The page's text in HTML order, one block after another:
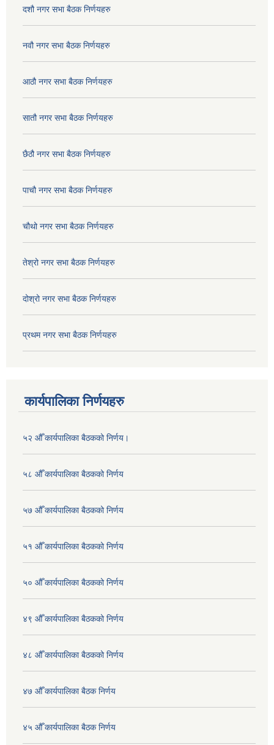
दशौ नगर सभा बैठक निर्णयहरु
नवौ नगर सभा बैठक निर्णयहरु
आठौ नगर सभा बैठक निर्णयहरु
सातौ नगर सभा बैठक निर्णयहरु
छैठौ नगर सभा बैठक निर्णयहरु
पाचौ नगर सभा बैठक निर्णयहरु
चौथो नगर सभा बैठक निर्णयहरु
तेश्रो नगर सभा बैठक निर्णयहरु
दोश्रो नगर सभा बैठक निर्णयहरु
प्रथम नगर सभा बैठक निर्णयहरु
कार्यपालिका निर्णयहरु
५२ औँ कार्यपालिका बैठकको निर्णय।
५८ औँ कार्यपालिका बैठकको निर्णय
५७ औँ कार्यपालिका बैठकको निर्णय
५१ औँ कार्यपालिका बैठकको निर्णय
५० औँ कार्यपालिका बैठकको निर्णय
४९ औँ कार्यपालिका बैठकको निर्णय
४८ औँ कार्यपालिका बैठकको निर्णय
४७ औँ कार्यपालिका बैठक निर्णय
४५ औँ कार्यपालिका बैठक निर्णय